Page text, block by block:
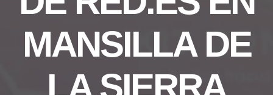
MANSILLA DE
LA SIERRA